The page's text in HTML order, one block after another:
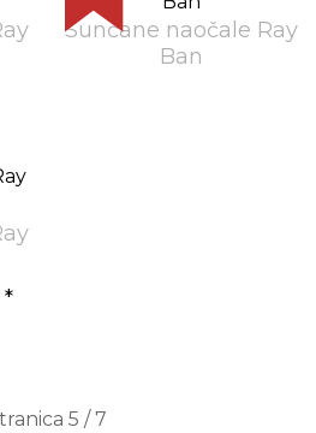
Sunčane naočale Ray
Ban
*
5 / 7